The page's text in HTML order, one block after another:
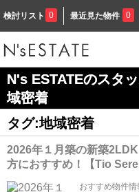
検討リスト 0 最近見た物件 0
N's ESTATEのスタ
域密着
タグ:地域密着
2026年１月築の新築
方におすすめ！【Tio
おすすめ物件